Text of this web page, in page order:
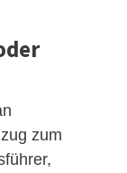
zum